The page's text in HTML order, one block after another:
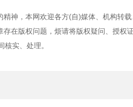
精神，本网欢迎各方(自)媒体、机构转
在版权问题，烦请将版权疑问、授权
核实、处理。